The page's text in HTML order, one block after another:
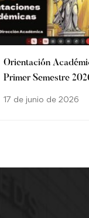
Orientación
Primer Semestre
17 de junio de 2026